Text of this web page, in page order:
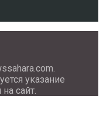
указание
сайт.